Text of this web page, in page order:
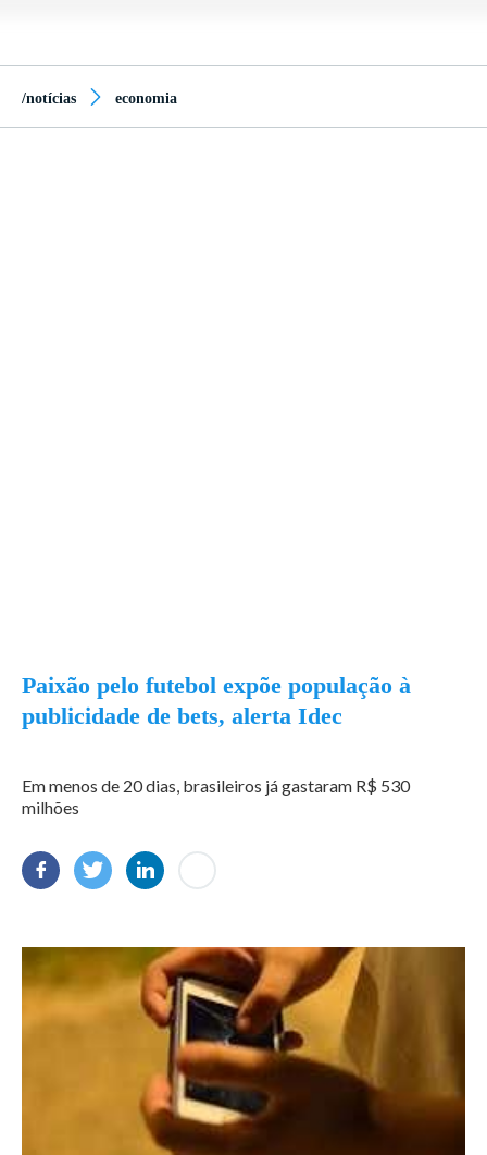
/notícias economia
Paixão pelo futebol expõe população à
publicidade de bets, alerta Idec
Em menos de 20 dias, brasileiros já gastaram R$ 530
milhões